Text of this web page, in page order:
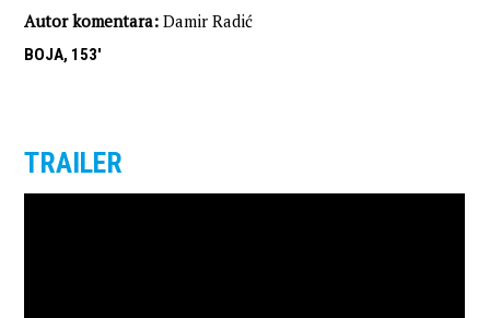
Autor komentara: Damir Radić
BOJA, 153'
TRAILER